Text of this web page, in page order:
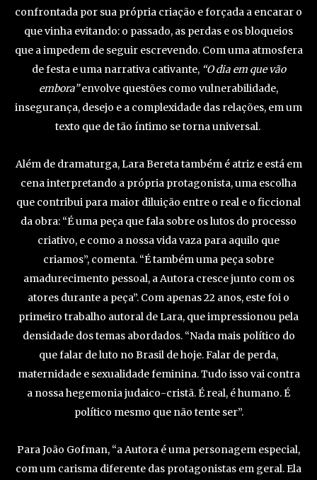
confrontada por sua própria criação e forçada a encarar o
que vinha evitando: o passado, as perdas e os bloqueios
que a impedem de seguir escrevendo. Com uma atmosfera
de festa e uma narrativa cativante, “O dia em que vão
embora”envolve questões como vulnerabilidade,
insegurança, desejo e a complexidade das relações, em um
texto que de tão íntimo se torna universal.
Além de dramaturga, Lara Bereta também é atriz e está em
cena interpretando a própria protagonista, uma escolha
que contribui para maior diluição entre o real e o ficcional
da obra: “É uma peça que fala sobre os lutos do processo
criativo, e como a nossa vida vaza para aquilo que
criamos”, comenta. “É também uma peça sobre
amadurecimento pessoal, a Autora cresce junto com os
atores durante a peça”. Com apenas 22 anos, este foi o
primeiro trabalho autoral de Lara, que impressionou pela
densidade dos temas abordados. “Nada mais político do
que falar de luto no Brasil de hoje. Falar de perda,
maternidade e sexualidade feminina. Tudo isso vai contra
a nossa hegemonia judaico-cristã. É real, é humano. É
político mesmo que não tente ser”.
Para João Gofman, “a Autora é uma personagem especial,
com um carisma diferente das protagonistas em geral. Ela